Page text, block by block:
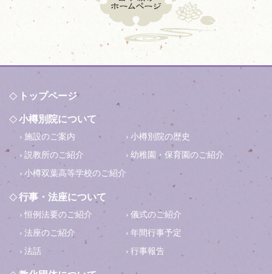
トップページ
小樽別院について
施設のご案内
小樽別院の歴史
説教所のご紹介
幼稚園・保育園のご紹介
小樽双葉高等学校のご紹介
行事・法座について
恒例法要のご紹介
儀式のご紹介
法座のご紹介
年間行事予定
法話
行事報告